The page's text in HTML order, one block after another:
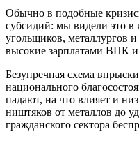
Обычно в подобные
субсидий: мы видели это
угольщиков, металлургов
высокие зарплатами ВПК и
Безупречная схема
национального
падают, на что влияет и
ништяков от металлов до
гражданского сектора